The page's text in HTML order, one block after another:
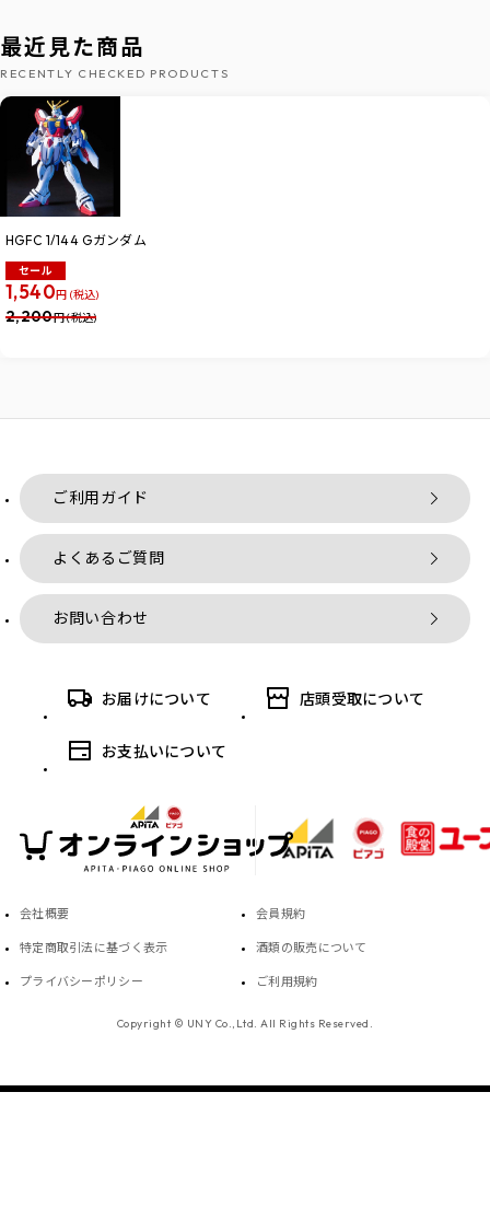
最近見た商品
RECENTLY CHECKED PRODUCTS
HGFC 1/144 Gガンダム
セール
1,540円 (税込)
2,200円 (税込)
ご利用ガイド
よくあるご質問
お問い合わせ
お届けについて 店頭受取について
お支払いについて
会社概要 会員規約
特定商取引法に基づく表示 酒類の販売について
プライバシーポリシー ご利用規約
Copyright © UNY Co.,Ltd. All Rights Reserved.